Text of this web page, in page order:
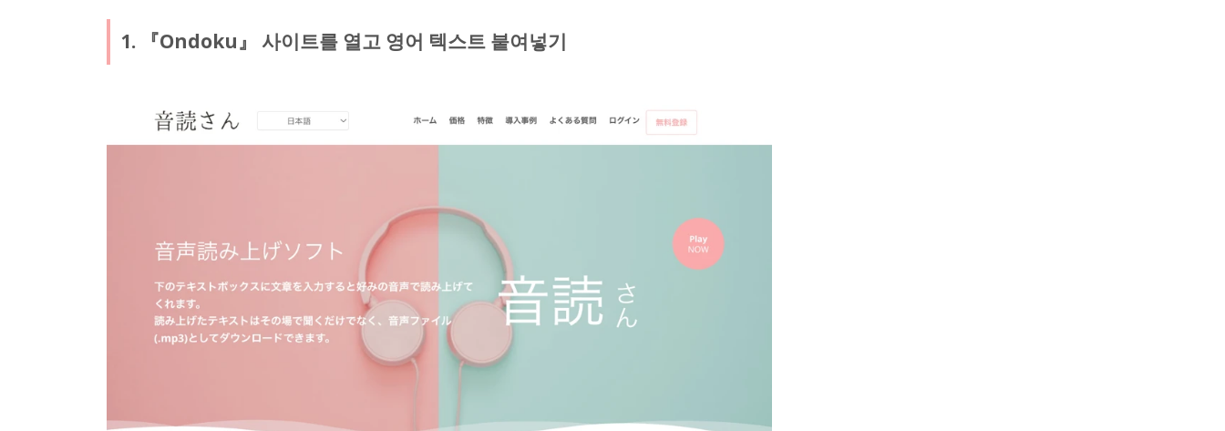
1. 『Ondoku』 사이트를 열고 영어 텍스트 붙여넣기